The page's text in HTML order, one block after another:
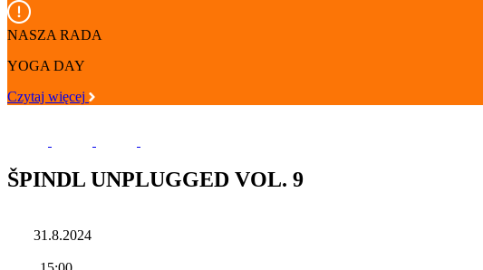
NASZA RADA
YOGA DAY
Czytaj więcej
ŠPINDL UNPLUGGED VOL. 9
31.8.2024